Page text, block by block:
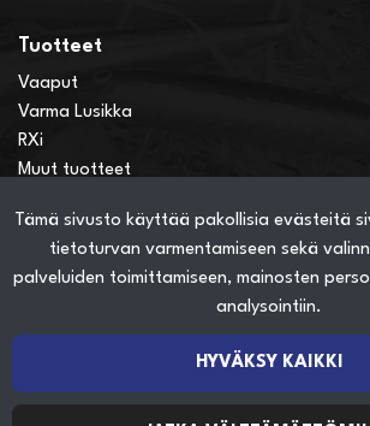
Tämä sivusto käyttää pakollisia evästeitä
tietoturvan varmentamiseen sekä
palveluiden toimittamiseen, mainosten
analysointiin.
HYVÄKSY KAIKKI
Tuotteet
Vaaput
Varma Lusikka
RXi
Muut tuotteet
Verkkokauppainfo
Näin teet ostoksia verkkokaupassa